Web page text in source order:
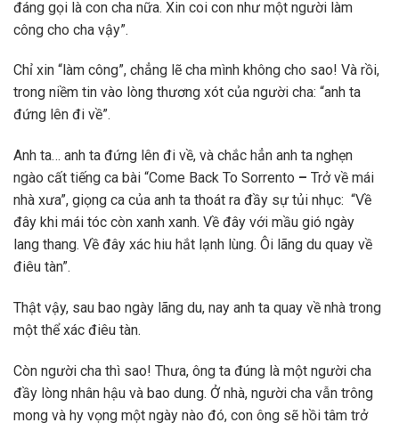
đáng gọi là con cha nữa. Xin coi con như một người làm
công cho cha vậy”.
Chỉ xin “làm công”, chẳng lẽ cha mình không cho sao! Và rồi,
trong niềm tin vào lòng thương xót của người cha: “anh ta
đứng lên đi về”.
Anh ta… anh ta đứng lên đi về, và chắc hẳn anh ta nghẹn
ngào cất tiếng ca bài “Come Back To Sorrento – Trở về mái
nhà xưa”, giọng ca của anh ta thoát ra đầy sự tủi nhục: “Về
đây khi mái tóc còn xanh xanh. Về đây với mầu gió ngày
lang thang. Về đây xác hiu hắt lạnh lùng. Ôi lãng du quay về
điêu tàn”.
Thật vậy, sau bao ngày lãng du, nay anh ta quay về nhà trong
một thể xác điêu tàn.
Còn người cha thì sao! Thưa, ông ta đúng là một người cha
đầy lòng nhân hậu và bao dung. Ở nhà, người cha vẫn trông
mong và hy vọng một ngày nào đó, con ông sẽ hồi tâm trở